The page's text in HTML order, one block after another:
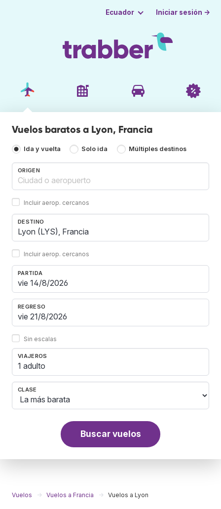
Ecuador Iniciar sesión →
Vuelos baratos a Lyon, Francia
Ida y vuelta Solo ida Múltiples destinos
ORIGEN
Incluir aerop. cercanos
DESTINO
Incluir aerop. cercanos
PARTIDA
REGRESO
Sin escalas
VIAJEROS
1 adulto
CLASE
Buscar vuelos
Vuelos Vuelos a Francia Vuelos a Lyon